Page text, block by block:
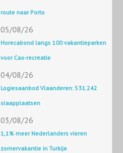
route naar Porto
05/08/26
Horecabond langs 100 vakantieparken
voor Cao-recreatie
04/08/26
Logiesaanbod Vlaanderen: 531.242
slaapplaatsen
03/08/26
1,1% meer Nederlanders vieren
zomervakantie in Turkije